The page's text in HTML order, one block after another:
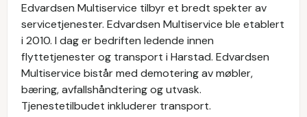
Edvardsen Multiservice tilbyr et bredt spekter av
servicetjenester. Edvardsen Multiservice ble etablert
i 2010. I dag er bedriften ledende innen
flyttetjenester og transport i Harstad. Edvardsen
Multiservice bistår med demotering av møbler,
bæring, avfallshåndtering og utvask.
Tjenestetilbudet inkluderer transport.